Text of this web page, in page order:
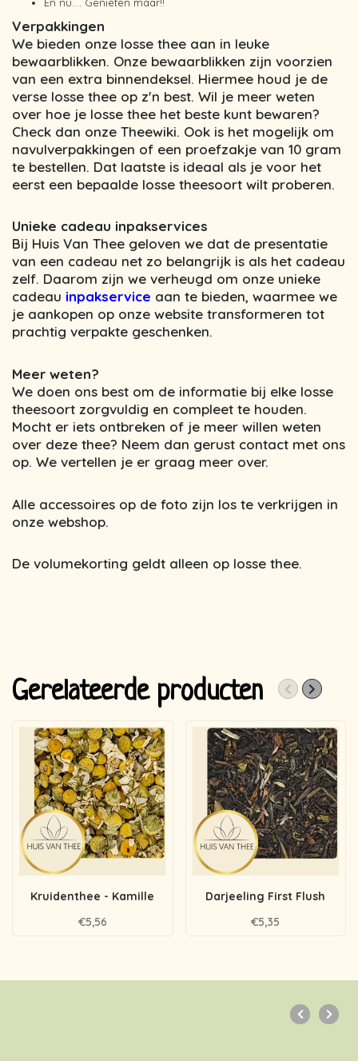
Verpakkingen
We bieden onze losse thee aan in leuke
bewaarblikken. Onze bewaarblikken zijn voorzien
van een extra binnendeksel. Hiermee houd je de
verse losse thee op z'n best. Wil je meer weten
over hoe je losse thee het beste kunt bewaren?
Check dan onze Theewiki. Ook is het mogelijk om
navulverpakkingen of een proefzakje van 10 gram
te bestellen. Dat laatste is ideaal als je voor het
eerst een bepaalde losse theesoort wilt proberen.
Unieke cadeau inpakservices
Bij Huis Van Thee geloven we dat de presentatie
van een cadeau net zo belangrijk is als het cadeau
zelf. Daarom zijn we verheugd om onze unieke
cadeau inpakservice aan te bieden, waarmee we
je aankopen op onze website transformeren tot
prachtig verpakte geschenken.
Meer weten?
We doen ons best om de informatie bij elke losse
theesoort zorgvuldig en compleet te houden.
Mocht er iets ontbreken of je meer willen weten
over deze thee? Neem dan gerust contact met ons
op. We vertellen je er graag meer over.
Alle accessoires op de foto zijn los te verkrijgen in
onze webshop.
De volumekorting geldt alleen op losse thee.
Gerelateerde producten
Kruidenthee - Kamille
€5,56
Darjeeling First Flush
€5,35